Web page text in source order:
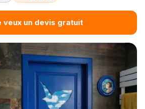
veux un devis gratuit